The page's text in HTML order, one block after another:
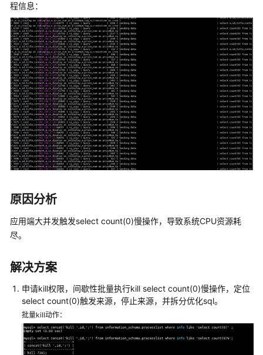
公
告
产
品
介
绍
计
费
说
明
入
门
介
用
户
指
南
程信息：
原因分析
应用端大并发触发select count(0)慢操作，导致系统CPU资源耗
尽。
解决方案
申请kill权限，间歇性批量执行kill select count(0)慢操作，定位
select count(0)触发来源，停止来源，并拆分优化sql。
批量kill动作：